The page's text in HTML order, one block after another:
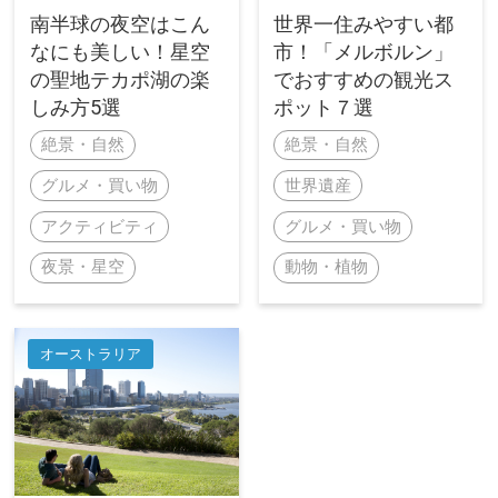
南半球の夜空はこん
なにも美しい！星空
の聖地テカポ湖の楽
しみ方5選
絶景・自然
グルメ・買い物
アクティビティ
夜景・星空
世界一住みやすい都
市！「メルボルン」
でおすすめの観光ス
ポット７選
絶景・自然
世界遺産
グルメ・買い物
動物・植物
オーストラリア